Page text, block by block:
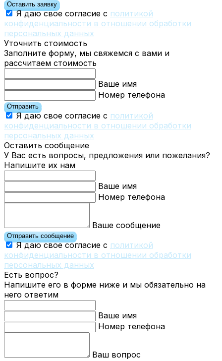
Оставить заявку
Я даю свое согласие с политикой
конфиденциальности в отношении обработки
персональных данных
Уточнить стоимость
Заполните форму, мы свяжемся с вами и
рассчитаем стоимость
Ваше имя
Номер телефона
Отправить
Я даю свое согласие с политикой
конфиденциальности в отношении обработки
персональных данных
Оставить сообщение
У Вас есть вопросы, предложения или пожелания?
Напишите их нам
Ваше имя
Номер телефона
Ваше сообщение
Отправить сообщение
Я даю свое согласие с политикой
конфиденциальности в отношении обработки
персональных данных
Есть вопрос?
Напишите его в форме ниже и мы обязательно на
него ответим
Ваше имя
Номер телефона
Ваш вопрос